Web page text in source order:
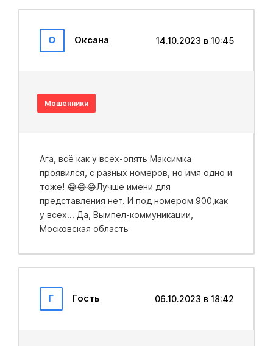
О Оксана 14.10.2023 в 10:45
Мошенники
Ага, всё как у всех-опять Максимка
проявился, с разных номеров, но имя одно и
тоже! 😂😂😂Лучше имени для
представления нет. И под номером 900,как
у всех... Да, Вымпел-коммуникации,
Московская область
Г Гость 06.10.2023 в 18:42